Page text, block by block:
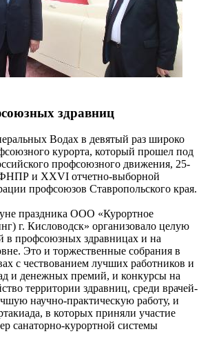
здравниц
Водах в девятый раз широко
курорта, который прошел под
профсоюзного движения, 25-
ФНПР и XXVI отчетно-выборной
профсоюзов Ставропольского края.
праздника ООО «Курортное
г. Кисловодск» организовало целую
в профсоюзных здравницах и на
Это и торжественные собрания в
с чествованием лучших работников и
и денежных премий, и конкурсы на
территории здравниц, среди врачей-
научно-практическую работу, и
в которых приняли участие
санаторно-курортной системы